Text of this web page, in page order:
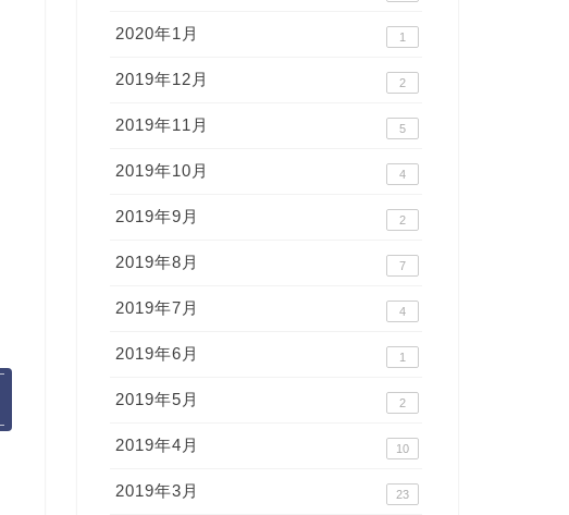
2020年1月 1
2019年12月 2
2019年11月 5
2019年10月 4
2019年9月 2
2019年8月 7
2019年7月 4
2019年6月 1
2019年5月 2
2019年4月 10
2019年3月 23